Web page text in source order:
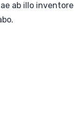
ab illo inventore